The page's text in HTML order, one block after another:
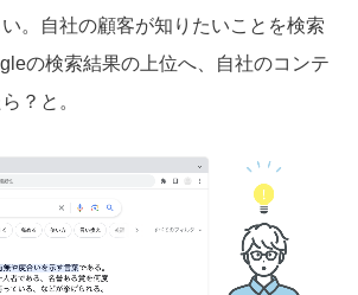
。自社の顧客が知りたいことを検索
の検索結果の上位へ、自社のコンテ
？と。